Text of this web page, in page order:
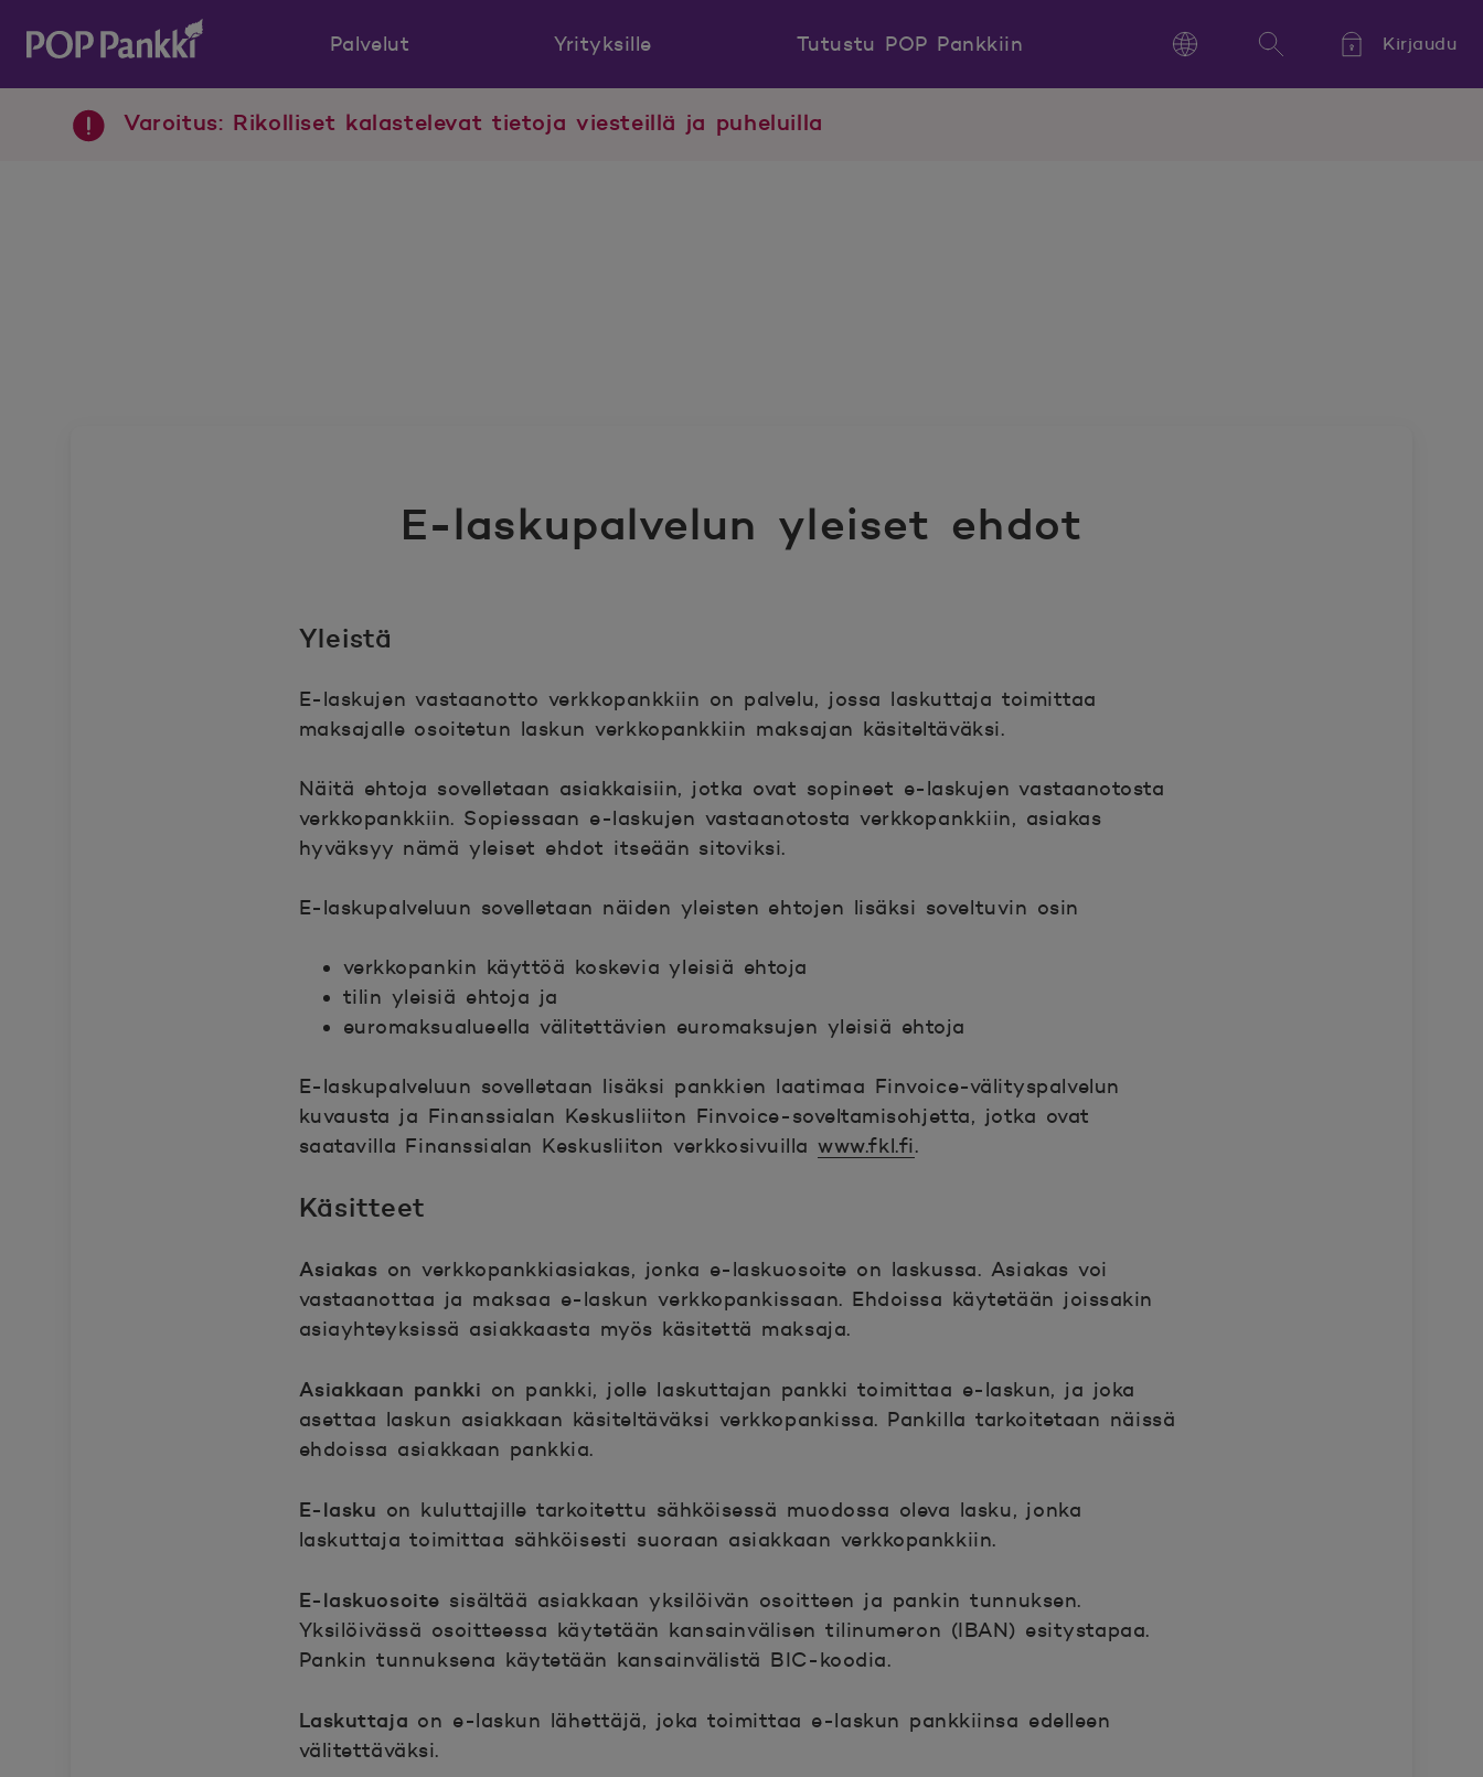
POP Pankki, etusivulle
Palvelut Yrityksille
Tutustu POP Pankkiin
Kieli,
Language Hae
Kirjaudu
Varoitus: Rikolliset kalastelevat tietoja viesteillä ja puheluilla
E-laskupalvelun yleiset ehdot
Yleistä
E-laskujen vastaanotto verkkopankkiin on palvelu, jossa laskuttaja toimittaa
maksajalle osoitetun laskun verkkopankkiin maksajan käsiteltäväksi.
Näitä ehtoja sovelletaan asiakkaisiin, jotka ovat sopineet e-laskujen vastaanotosta
verkkopankkiin. Sopiessaan e-laskujen vastaanotosta verkkopankkiin, asiakas
hyväksyy nämä yleiset ehdot itseään sitoviksi.
E-laskupalveluun sovelletaan näiden yleisten ehtojen lisäksi soveltuvin osin
verkkopankin käyttöä koskevia yleisiä ehtoja
tilin yleisiä ehtoja ja
euromaksualueella välitettävien euromaksujen yleisiä ehtoja
E-laskupalveluun sovelletaan lisäksi pankkien laatimaa Finvoice-välityspalvelun
kuvausta ja Finanssialan Keskusliiton Finvoice-soveltamisohjetta, jotka ovat
saatavilla Finanssialan Keskusliiton verkkosivuillawww.fkl.fi.
Käsitteet
Asiakas on verkkopankkiasiakas, jonka e-laskuosoite on laskussa. Asiakas voi
vastaanottaa ja maksaa e-laskun verkkopankissaan. Ehdoissa käytetään joissakin
asiayhteyksissä asiakkaasta myös käsitettä maksaja.
Asiakkaan pankki on pankki, jolle laskuttajan pankki toimittaa e-laskun, ja joka
asettaa laskun asiakkaan käsiteltäväksi verkkopankissa. Pankilla tarkoitetaan näissä
ehdoissa asiakkaan pankkia.
E-lasku on kuluttajille tarkoitettu sähköisessä muodossa oleva lasku, jonka
laskuttaja toimittaa sähköisesti suoraan asiakkaan verkkopankkiin.
E-laskuosoite sisältää asiakkaan yksilöivän osoitteen ja pankin tunnuksen.
Yksilöivässä osoitteessa käytetään kansainvälisen tilinumeron (IBAN) esitystapaa.
Pankin tunnuksena käytetään kansainvälistä BIC-koodia.
Laskuttaja on e-laskun lähettäjä, joka toimittaa e-laskun pankkiinsa edelleen
välitettäväksi.